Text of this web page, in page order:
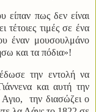
είπαν πως δεν είναι
τιμές σε ένα
έναν μουσουλμάνο
και τα πόδια»!
την εντολή να
και αυτή την
Αγιο, την διασώζει ο